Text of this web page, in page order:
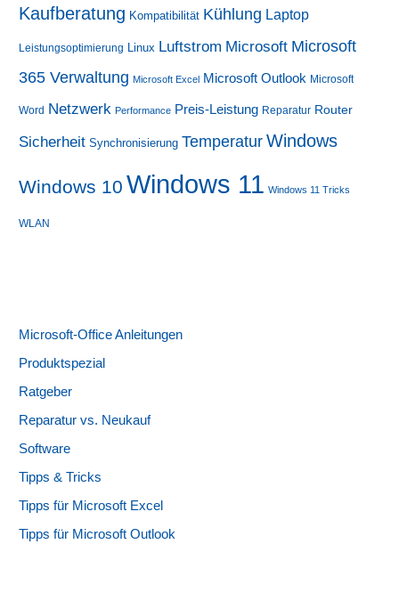
Kaufberatung Kompatibilität Kühlung Laptop
Leistungsoptimierung Linux Luftstrom Microsoft Microsoft
365 Verwaltung Microsoft Excel Microsoft Outlook Microsoft
Word Netzwerk Performance Preis-Leistung Reparatur Router
Sicherheit Synchronisierung Temperatur Windows
Windows 10 Windows 11 Windows 11 Tricks
WLAN
Microsoft-Office Anleitungen
Produktspezial
Ratgeber
Reparatur vs. Neukauf
Software
Tipps & Tricks
Tipps für Microsoft Excel
Tipps für Microsoft Outlook